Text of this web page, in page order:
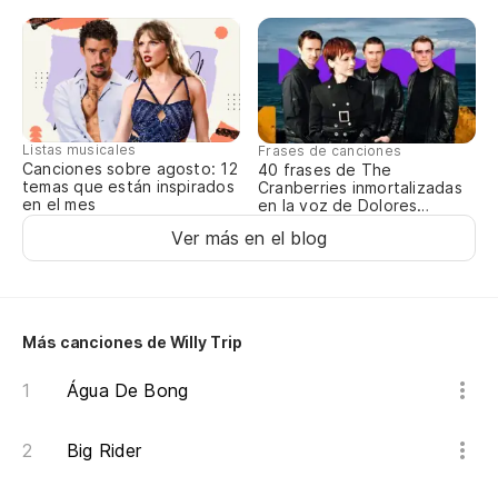
Listas musicales
Canciones sobre agosto: 12
temas que están inspirados
en el mes
Frases de canciones
40 frases de The
Cranberries inmortalizadas
en la voz de Dolores
Ver más en el blog
Más canciones de Willy Trip
Água De Bong
Big Rider